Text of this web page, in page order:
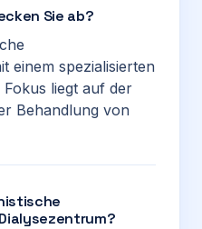
Sie ab?
einem spezialisierten
liegt auf der
Behandlung von